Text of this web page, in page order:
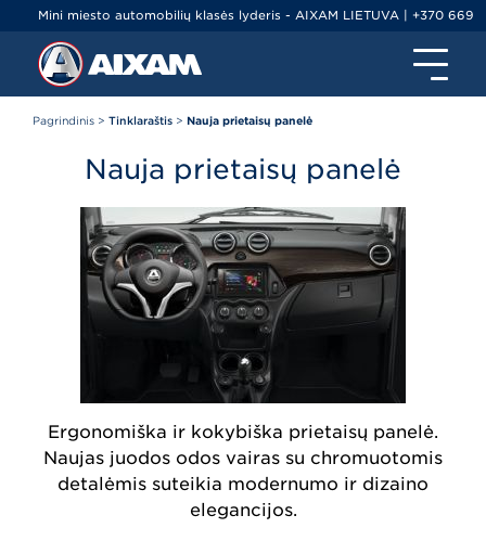
Mini miesto automobilių klasės lyderis - AIXAM LIETUVA | +370 669
79000 | info@ltminiauto.lt
Pagrindinis > Tinklaraštis > Nauja prietaisų panelė
Nauja prietaisų panelė
Ergonomiška ir kokybiška prietaisų panelė.
Naujas juodos odos vairas su chromuotomis
detalėmis suteikia modernumo ir dizaino
elegancijos.